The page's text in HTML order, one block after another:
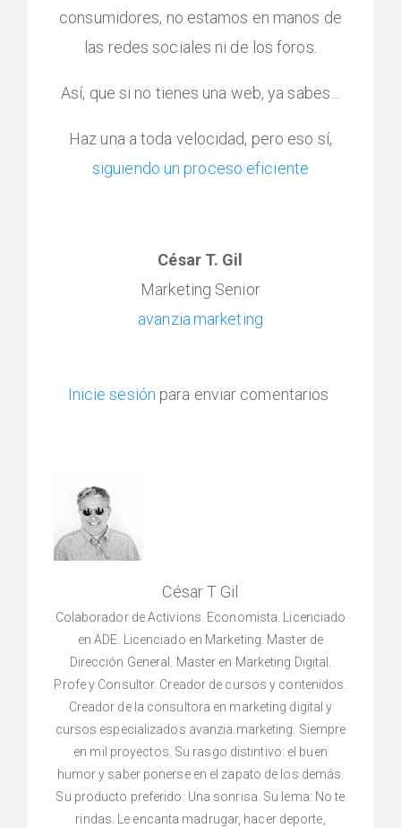
consumidores, no estamos en manos de
las redes sociales ni de los foros.
Así, que si no tienes una web, ya sabes…
Haz una a toda velocidad, pero eso sí,
siguiendo un proceso eficiente
César T. Gil
Marketing Senior
avanzia.marketing
Inicie sesión para enviar comentarios
César T Gil
Colaborador de Activions. Economista. Licenciado
en ADE. Licenciado en Marketing. Master de
Dirección General. Master en Marketing Digital.
Profe y Consultor. Creador de cursos y contenidos.
Creador de la consultora en marketing digital y
cursos especializados avanzia.marketing. Siempre
en mil proyectos. Su rasgo distintivo: el buen
humor y saber ponerse en el zapato de los demás.
Su producto preferido: Una sonrisa. Su lema: No te
rindas. Le encanta madrugar, hacer deporte,